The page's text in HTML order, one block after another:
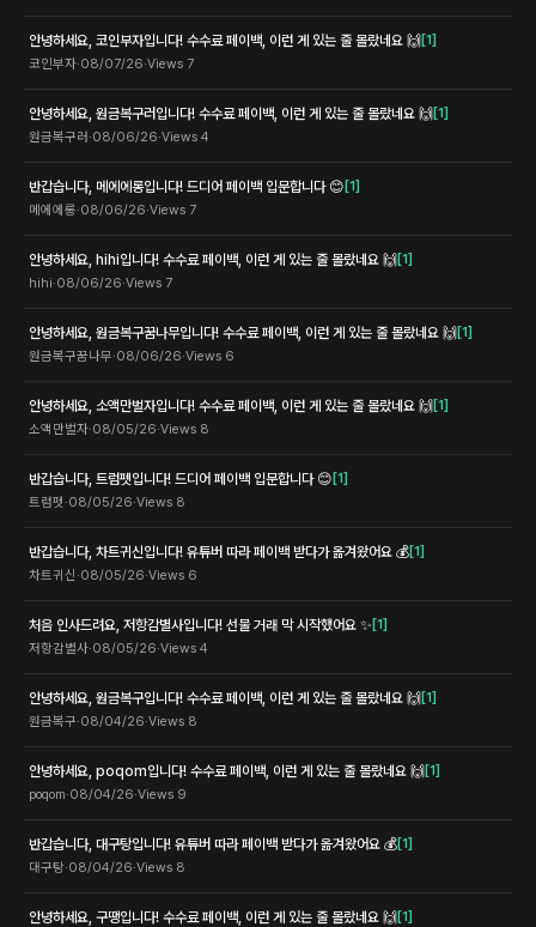
안녕하세요, 코인부자입니다! 수수료 페이백, 이런 게 있는 줄 몰랐네요 🙌 [1]
코인부자·08/07/26·Views 7
안녕하세요, 원금복구러입니다! 수수료 페이백, 이런 게 있는 줄 몰랐네요 🙌 [1]
원금복구러·08/06/26·Views 4
반갑습니다, 메에에롱입니다! 드디어 페이백 입문합니다 😊 [1]
메에에롱·08/06/26·Views 7
안녕하세요, hihi입니다! 수수료 페이백, 이런 게 있는 줄 몰랐네요 🙌 [1]
hihi·08/06/26·Views 7
안녕하세요, 원금복구꿈나무입니다! 수수료 페이백, 이런 게 있는 줄 몰랐네요 🙌 [1]
원금복구꿈나무·08/06/26·Views 6
안녕하세요, 소액만벌자입니다! 수수료 페이백, 이런 게 있는 줄 몰랐네요 🙌 [1]
소액만벌자·08/05/26·Views 8
반갑습니다, 트럼펫입니다! 드디어 페이백 입문합니다 😊 [1]
트럼펫 ·08/05/26·Views 8
반갑습니다, 차트귀신입니다! 유튜버 따라 페이백 받다가 옮겨왔어요 💰[1]
차트귀신 ·08/05/26·Views 6
처음 인사드려요, 저항감별사입니다! 선물 거래 막 시작했어요 ✨ [1]
저항감별사·08/05/26·Views 4
안녕하세요, 원금복구입니다! 수수료 페이백, 이런 게 있는 줄 몰랐네요 🙌 [1]
원금복구·08/04/26·Views 8
안녕하세요, poqom입니다! 수수료 페이백, 이런 게 있는 줄 몰랐네요 🙌 [1]
poqom·08/04/26·Views 9
반갑습니다, 대구탕입니다! 유튜버 따라 페이백 받다가 옮겨왔어요 💰[1]
대구탕·08/04/26·Views 8
안녕하세요, 구땡입니다! 수수료 페이백, 이런 게 있는 줄 몰랐네요 🙌 [1]